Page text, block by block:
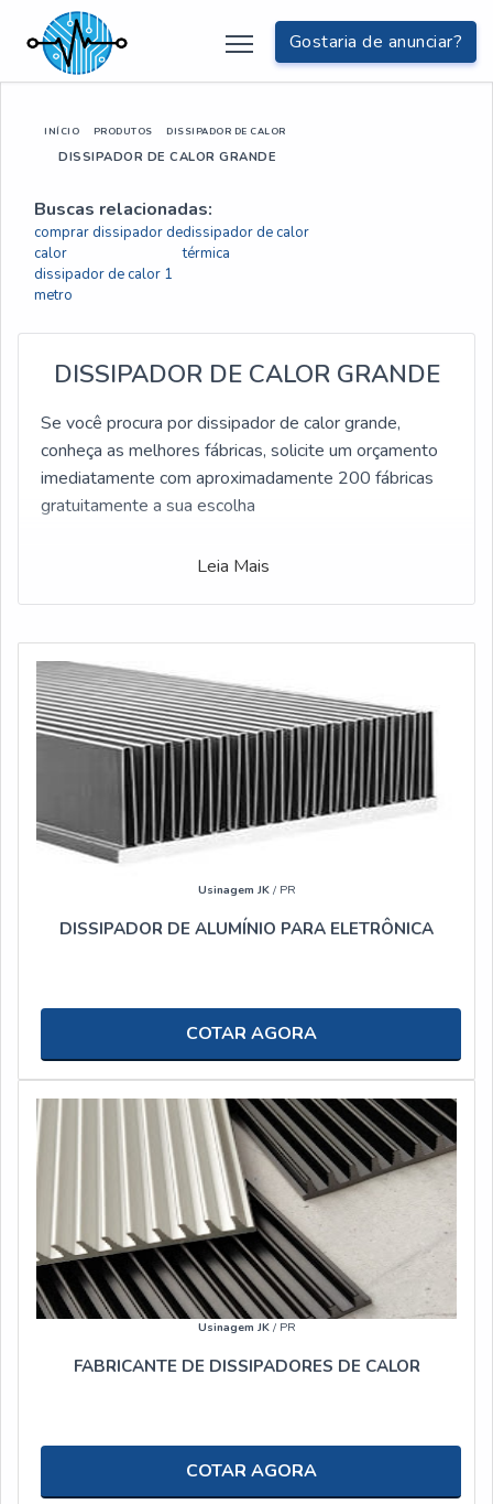
Gostaria de anunciar?
INÍCIO PRODUTOS DISSIPADOR DE CALOR
DISSIPADOR DE CALOR GRANDE
Buscas relacionadas:
comprar dissipador de
calor
dissipador de calor
térmica
dissipador de calor 1
metro
DISSIPADOR DE CALOR GRANDE
Se você procura por dissipador de calor grande,
conheça as melhores fábricas, solicite um orçamento
imediatamente com aproximadamente 200 fábricas
gratuitamente a sua escolha
Leia Mais
Usinagem JK/ PR
DISSIPADOR DE ALUMÍNIO PARA ELETRÔNICA
COTAR AGORA
Usinagem JK/ PR
FABRICANTE DE DISSIPADORES DE CALOR
COTAR AGORA